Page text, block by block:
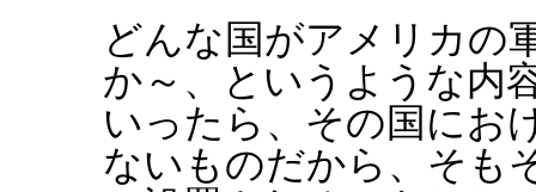
どんな国がアメリカの
か～、というような内
いったら、その国にお
ないものだから、そも